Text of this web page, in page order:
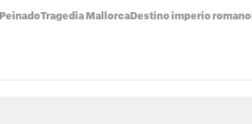
PeinadoTragedia Mallorca Destino imperio romano